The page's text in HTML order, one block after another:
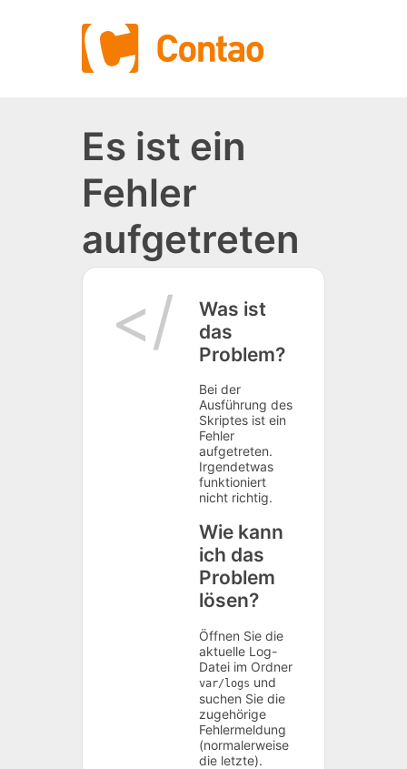
Es ist ein
Fehler
aufgetreten
Was ist
das
Problem?
Bei der
Ausführung des
Skriptes ist ein
Fehler
aufgetreten.
Irgendetwas
funktioniert
nicht richtig.
Wie kann
ich das
Problem
lösen?
Öffnen Sie die
aktuelle Log-
Datei im Ordner
var/logs und
suchen Sie die
zugehörige
Fehlermeldung
(normalerweise
die letzte).